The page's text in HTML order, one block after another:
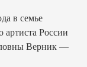
в семье
артиста России
Верник —